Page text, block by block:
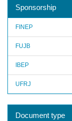
Sponsorship
FINEP
FUJB
IBEP
UFRJ
Document type